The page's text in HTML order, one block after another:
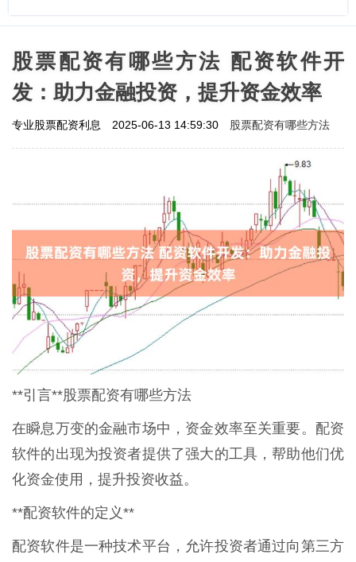
股票配资有哪些方法 配资软件开
发：助力金融投资，提升资金效率
专业股票配资利息 2025-06-13 14:59:30 股票配资有哪些方法
**引言**股票配资有哪些方法
在瞬息万变的金融市场中，资金效率至关重要。配资
软件的出现为投资者提供了强大的工具，帮助他们优
化资金使用，提升投资收益。
**配资软件的定义**
配资软件是一种技术平台，允许投资者通过向第三方